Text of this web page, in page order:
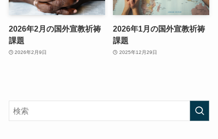
2026年2月の国外宣教祈祷
課題
2026年2月9日
2026年1月の国外宣教祈祷
課題
2025年12月29日